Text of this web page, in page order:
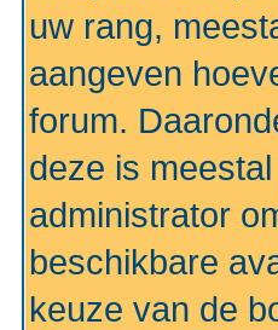
uw rang,
aangeven
forum.
deze is
administrator
beschikbare
keuze van de